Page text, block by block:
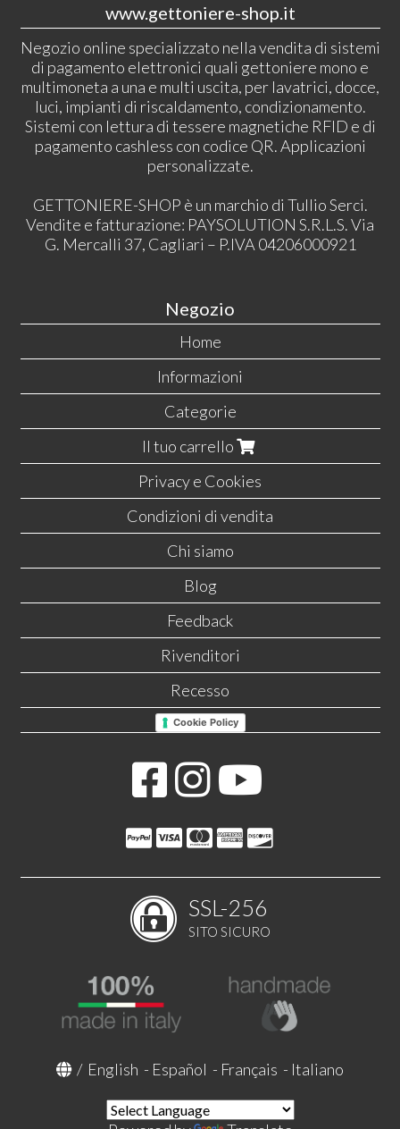
www.gettoniere-shop.it
Negozio online specializzato nella vendita di sistemi
di pagamento elettronici quali gettoniere mono e
multimoneta a una e multi uscita, per lavatrici, docce,
luci, impianti di riscaldamento, condizionamento.
Sistemi con lettura di tessere magnetiche RFID e di
pagamento cashless con codice QR. Applicazioni
personalizzate.
GETTONIERE-SHOP è un marchio di Tullio Serci.
Vendite e fatturazione: PAYSOLUTION S.R.L.S. Via
G. Mercalli 37, Cagliari – P.IVA 04206000921
Negozio
Home
Informazioni
Categorie
Il tuo carrello
Privacy e Cookies
Condizioni di vendita
Chi siamo
Blog
Feedback
Rivenditori
Recesso
Cookie Policy
SSL-256
SITO SICURO
/ English - Español - Français - Italiano